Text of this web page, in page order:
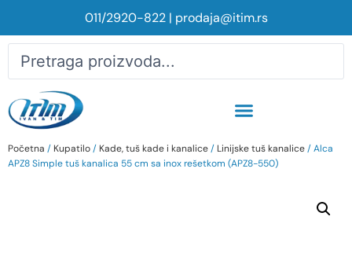
011/2920-822| prodaja@itim.rs
Početna / Kupatilo/ Kade, tuš kade i kanalice/ Linijske tuš kanalice/ Alca
APZ8 Simple tuš kanalica 55 cm sa inox rešetkom (APZ8-550)